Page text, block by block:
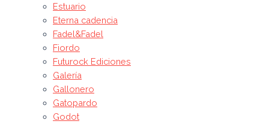
Estuario
Eterna cadencia
Fadel&Fadel
Fiordo
Futurock Ediciones
Galería
Gallonero
Gatopardo
Godot